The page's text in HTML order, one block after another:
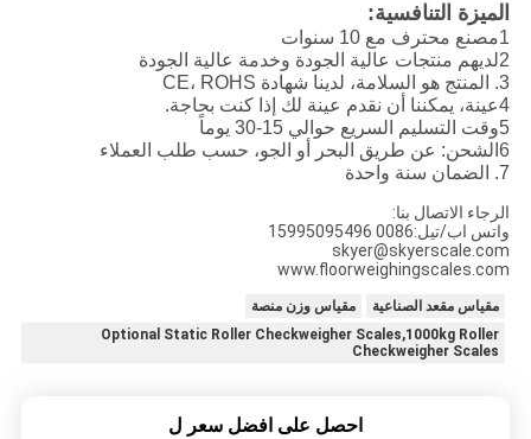
الميزة التنافسية:
1مصنع محترف مع 10 سنوات
2لديهم منتجات عالية الجودة وخدمة عالية الجودة
3. المنتج هو السلامة، لدينا شهادة CE، ROHS
4عينة، يمكننا أن نقدم عينة لك إذا كنت بحاجة.
5وقت التسليم السريع حوالي 15-30 يوماً
6الشحن: عن طريق البحر أو الجو، حسب طلب العملاء
7. الضمان سنة واحدة
الرجاء الاتصال بنا:
واتس اب/تيل:0086 15995095496
skyer@skyerscale.com
www.floorweighingscales.com
مقياس مقعد الصناعية
مقياس وزن منصة
Optional Static Roller Checkweigher Scales,1000kg Roller
Checkweigher Scales
احصل على افضل سعر ل